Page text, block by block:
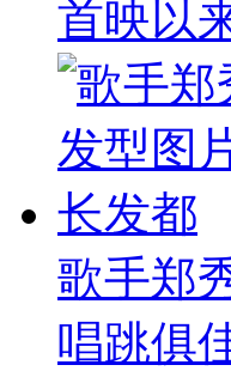
首映以
歌手郑
唱跳俱